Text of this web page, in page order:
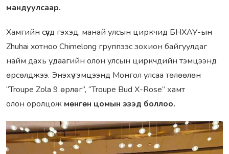
мандуулсаар.
Хамгийн сүүлд гэхэд, манай улсын циркчид БНХАУ-ын
Zhuhai xотноо Chimelong группээс зохион байгуулдаг
найм дахь удаагийн oлон улсын циркчдийн тэмцээнд
өрсөлджээ. Энэхүү тэмцээнд Монгол улсаа төлөөлөн
“Troupe Zola 9 өрлөг”, “Troupe Bud X-Rose” хамт
олон оролцож мөнгөн цомын эзэд боллоо.